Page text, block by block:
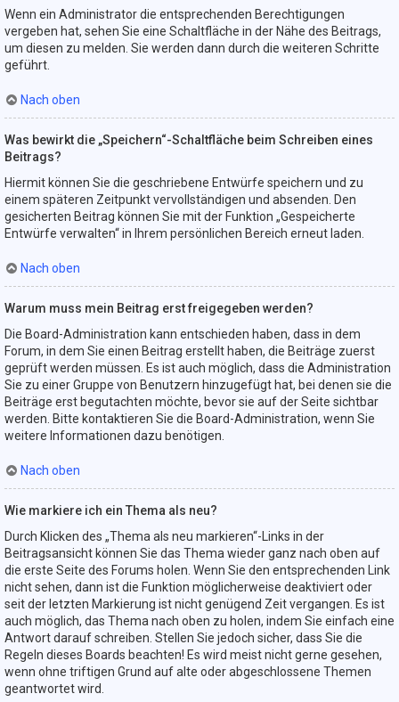
Wenn ein Administrator die entsprechenden Berechtigungen
vergeben hat, sehen Sie eine Schaltfläche in der Nähe des Beitrags,
um diesen zu melden. Sie werden dann durch die weiteren Schritte
geführt.
Nach oben
Was bewirkt die „Speichern“-Schaltfläche beim Schreiben eines
Beitrags?
Hiermit können Sie die geschriebene Entwürfe speichern und zu
einem späteren Zeitpunkt vervollständigen und absenden. Den
gesicherten Beitrag können Sie mit der Funktion „Gespeicherte
Entwürfe verwalten“ in Ihrem persönlichen Bereich erneut laden.
Nach oben
Warum muss mein Beitrag erst freigegeben werden?
Die Board-Administration kann entschieden haben, dass in dem
Forum, in dem Sie einen Beitrag erstellt haben, die Beiträge zuerst
geprüft werden müssen. Es ist auch möglich, dass die Administration
Sie zu einer Gruppe von Benutzern hinzugefügt hat, bei denen sie die
Beiträge erst begutachten möchte, bevor sie auf der Seite sichtbar
werden. Bitte kontaktieren Sie die Board-Administration, wenn Sie
weitere Informationen dazu benötigen.
Nach oben
Wie markiere ich ein Thema als neu?
Durch Klicken des „Thema als neu markieren“-Links in der
Beitragsansicht können Sie das Thema wieder ganz nach oben auf
die erste Seite des Forums holen. Wenn Sie den entsprechenden Link
nicht sehen, dann ist die Funktion möglicherweise deaktiviert oder
seit der letzten Markierung ist nicht genügend Zeit vergangen. Es ist
auch möglich, das Thema nach oben zu holen, indem Sie einfach eine
Antwort darauf schreiben. Stellen Sie jedoch sicher, dass Sie die
Regeln dieses Boards beachten! Es wird meist nicht gerne gesehen,
wenn ohne triftigen Grund auf alte oder abgeschlossene Themen
geantwortet wird.